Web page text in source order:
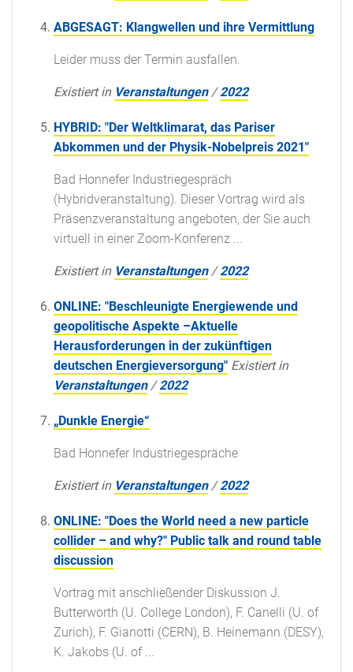
ABGESAGT: Klangwellen und ihre Vermittlung
Leider muss der Termin ausfallen.
Existiert in Veranstaltungen /2022
HYBRID: "Der Weltklimarat, das Pariser
Abkommen und der Physik-Nobelpreis 2021"
Bad Honnefer Industriegespräch
(Hybridveranstaltung). Dieser Vortrag wird als
Präsenzveranstaltung angeboten, der Sie auch
virtuell in einer Zoom-Konferenz ...
Existiert in Veranstaltungen /2022
ONLINE: "Beschleunigte Energiewende und
geopolitische Aspekte –Aktuelle
Herausforderungen in der zukünftigen
deutschen Energieversorgung" Existiert in
Veranstaltungen /2022
„Dunkle Energie“
Bad Honnefer Industriegespräche
Existiert in Veranstaltungen /2022
ONLINE: "Does the World need a new particle
collider – and why?" Public talk and round table
discussion
Vortrag mit anschließender Diskussion J.
Butterworth (U. College London), F. Canelli (U. of
Zurich), F. Gianotti (CERN), B. Heinemann (DESY),
K. Jakobs (U. of ...